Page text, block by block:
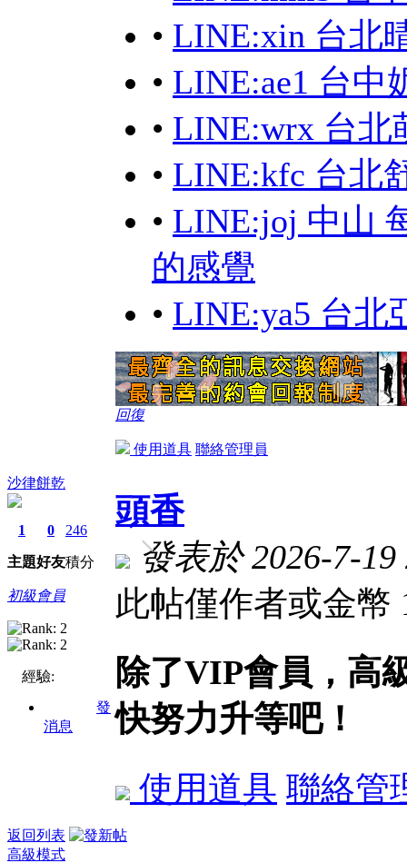
• LINE:xin 台北
• LINE:ae1 台中
• LINE:wrx 台北
• LINE:kfc 台北
• LINE:joj 中山
的感覺
• LINE:ya5 台北
回復
使用道具 聯絡管理員
沙律餅乾
1
主題
0
好友
246
積分
初級會員
經驗:
發
消息
頭香
發表於 2026-7-
此帖僅作者或金幣
除了VIP會員，高
快努力升等吧！
使用道具 聯絡管
返回列表
高級模式